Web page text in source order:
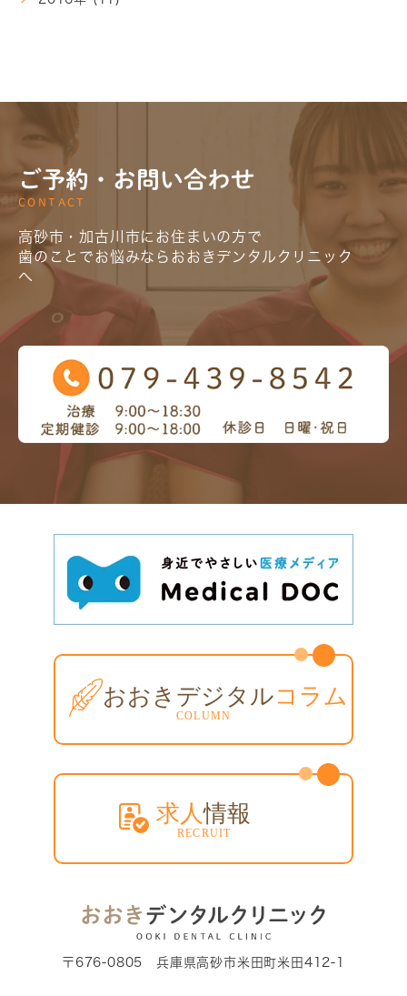
ご予約・お問い合わせ
CONTACT
高砂市・加古川市にお住まいの方で
歯のことでお悩みならおおきデンタルクリニック
へ
〒676-0805 兵庫県高砂市米田町米田412-1